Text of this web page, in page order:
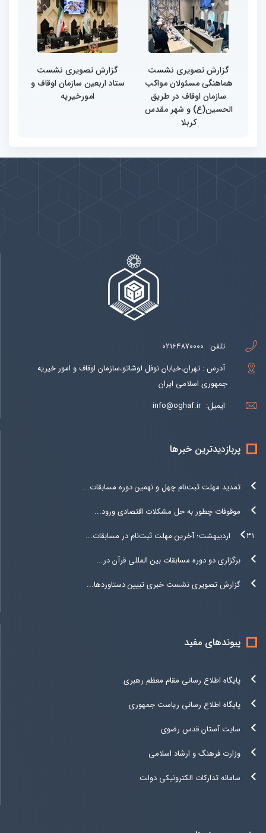
گزارش تصویری نشست
هماهنگی مسئولان مواکب
سازمان اوقاف در طریق
الحسین(ع) و شهر مقدس
کربلا
گزارش تصویری نشست
ستاد اربعین سازمان اوقاف و
امورخیریه
تلفن: 02164870000
آدرس : تهران،خیابان نوفل لوشاتو،سازمان اوقاف و امور خیریه
جمهوری اسلامی ایران
ایمیل: info@oghaf.ir
پربازدیدترین خبرها
تمدید مهلت ثبت‌نام چهل و نهمین دوره مسابقات...
موقوفات چطور به حل مشکلات اقتصادی ورود...
۳۱ اردیبهشت؛ آخرین مهلت ثبت‌نام در مسابقات...
برگزاری دو دوره مسابقات بین المللی قرآن در...
گزارش تصویری نشست خبری تبیین دستاوردها...
پیوندهای مفید
پایگاه اطلاع رسانی مقام معظم رهبری
پایگاه اطلاع رسانی ریاست جمهوری
سایت آستان قدس رضوی
وزارت فرهنگ و ارشاد اسلامی
سامانه تدارکات الکترونیکی دولت